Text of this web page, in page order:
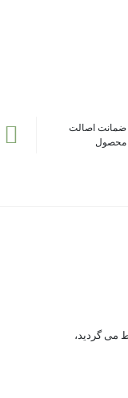
ضمانت اصالت
محصول
می گردید،